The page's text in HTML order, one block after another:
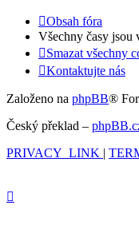
Obsah fóra
Všechny časy jsou
Smazat všechny
Kontaktujte nás
Založeno na phpBB®
Český překlad –
PRIVACY_LINK |